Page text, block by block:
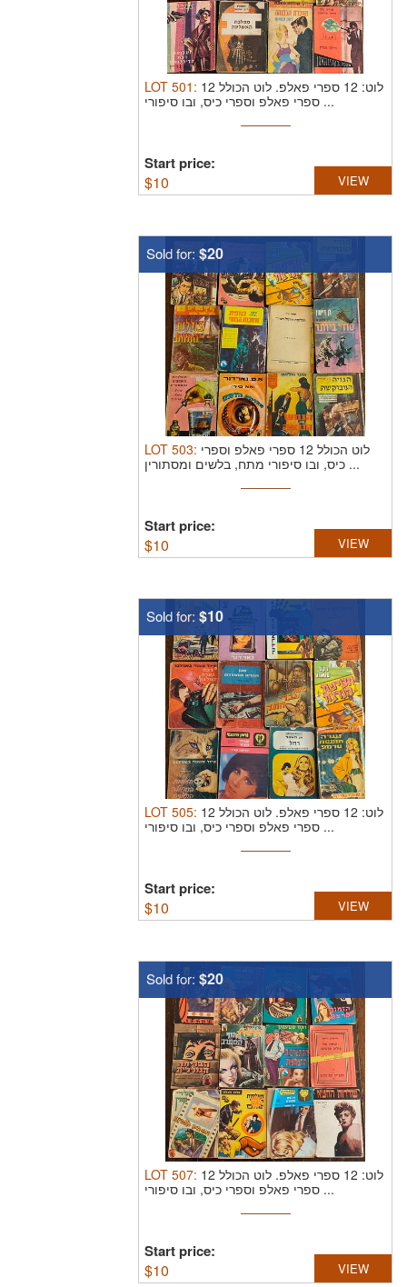
LOT 501 : לוט: 12 ספרי פאלפ.
לוט הכולל 12
ספרי פאלפ וספרי כיס, ובו סיפורי ...
Start price:
$10 VIEW
Sold for: $20
LOT 503: לוט הכולל 12 ספרי פאלפ וספרי
כיס, ובו סיפורי מתח, בלשים ומסתורין ...
Start price:
$10 VIEW
Sold for: $10
LOT 505: לוט: 12 ספרי פאלפ.
לוט הכולל 12
ספרי פאלפ וספרי כיס, ובו סיפורי ...
Start price:
$10 VIEW
Sold for: $20
LOT 507: לוט: 12 ספרי פאלפ.
לוט הכולל 12
ספרי פאלפ וספרי כיס, ובו סיפורי ...
Start price:
$10 VIEW